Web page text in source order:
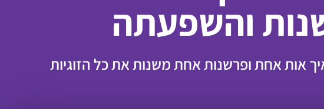
והשפעתה
אות אחת ופרשנות אחת משנות את כל הזוגיות